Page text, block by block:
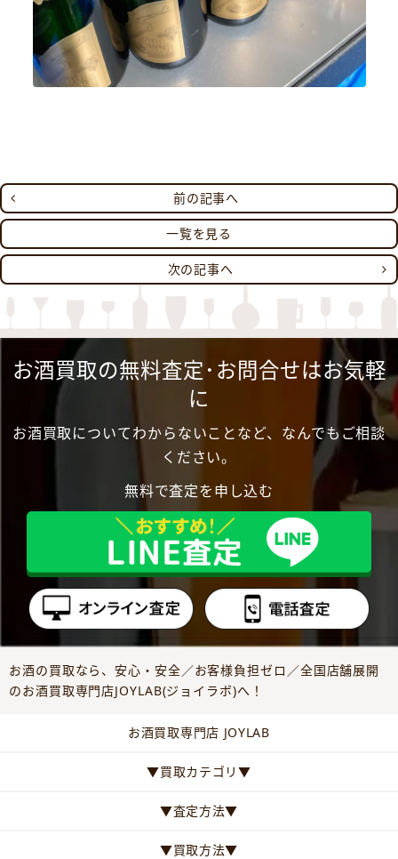
前の記事へ
一覧を見る
次の記事へ
お酒買取の無料査定･お問合せはお気軽
に
お酒買取についてわからないことなど、なんでもご相談
ください。
無料で査定を申し込む
お酒の買取なら、安心・安全／お客様負担ゼロ／全国店舗展開
のお酒買取専門店JOYLAB(ジョイラボ)へ！
お酒買取専門店 JOYLAB
▼買取カテゴリ▼
▼査定方法▼
▼買取方法▼